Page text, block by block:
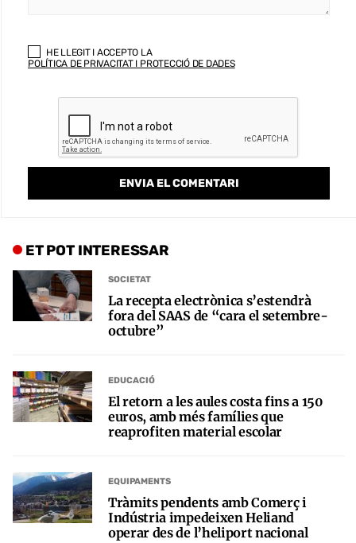
HE LLEGIT I ACCEPTO LA
POLÍTICA DE PRIVACITAT I PROTECCIÓ DE DADES
ET POT INTERESSAR
SOCIETAT
La recepta electrònica s’estendrà
fora del SAAS de “cara el setembre-
octubre”
EDUCACIÓ
El retorn a les aules costa fins a 150
euros, amb més famílies que
reaprofiten material escolar
EQUIPAMENTS
Tràmits pendents amb Comerç i
Indústria impedeixen Heliand
operar des de l’heliport nacional